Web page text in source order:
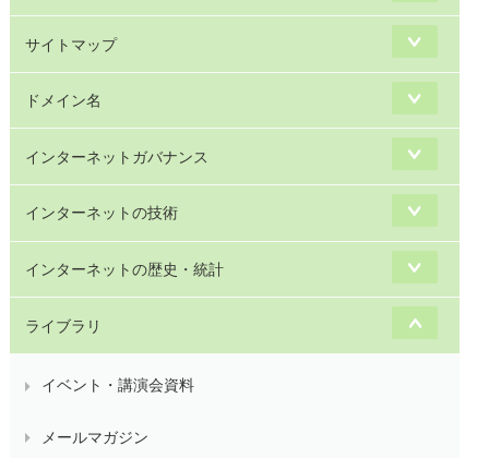
サイトマップ
ドメイン名
インターネットガバナンス
インターネットの技術
インターネットの歴史・統計
ライブラリ
イベント・講演会資料
メールマガジン